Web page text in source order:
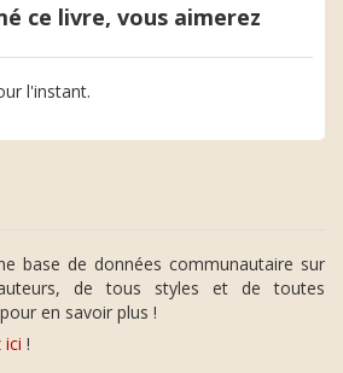
ce livre, vous aimerez
l'instant.
base de données communautaire sur
de tous styles et de toutes
pour en savoir plus !
ici !